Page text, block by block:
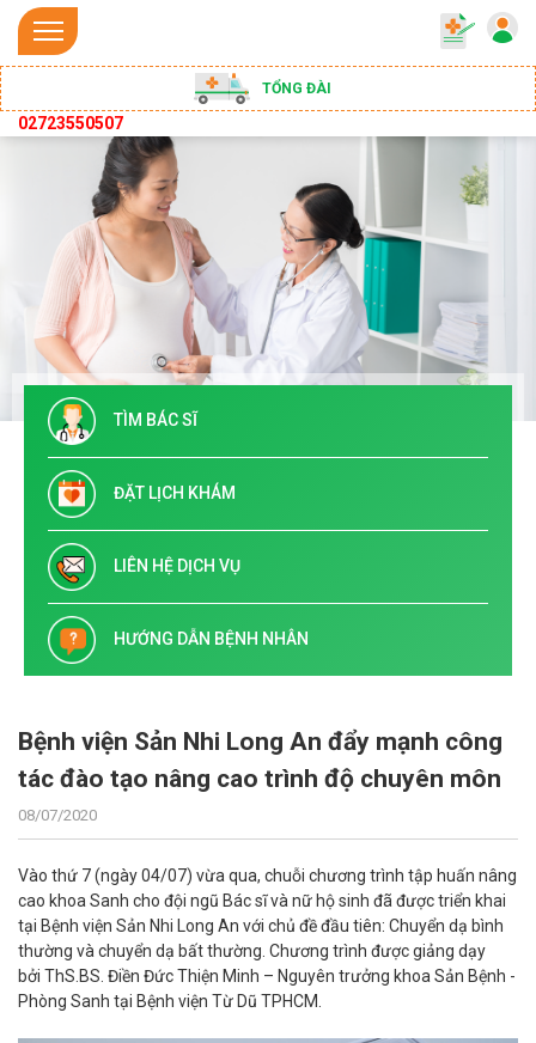
TỔNG ĐÀI
02723550507
TÌM BÁC SĨ
ĐẶT LỊCH KHÁM
LIÊN HỆ DỊCH VỤ
HƯỚNG DẪN BỆNH NHÂN
Bệnh viện Sản Nhi Long An đẩy mạnh công
tác đào tạo nâng cao trình độ chuyên môn
08/07/2020
Vào thứ 7 (ngày 04/07) vừa qua, chuỗi chương trình tập huấn nâng
cao khoa Sanh cho đội ngũ Bác sĩ và nữ hộ sinh đã được triển khai
tại Bệnh viện Sản Nhi Long An với chủ đề đầu tiên: Chuyển dạ bình
thường và chuyển dạ bất thường. Chương trình được giảng dạy
bởi ThS.BS. Điền Đức Thiện Minh – Nguyên trưởng khoa Sản Bệnh -
Phòng Sanh tại Bệnh viện Từ Dũ TPHCM.